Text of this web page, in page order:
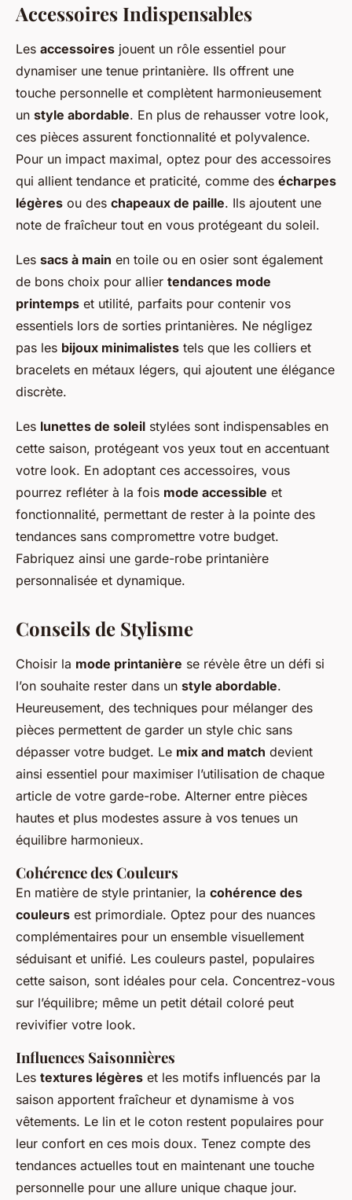
Accessoires Indispensables
Les accessoires jouent un rôle essentiel pour
dynamiser une tenue printanière. Ils offrent une
touche personnelle et complètent harmonieusement
un style abordable. En plus de rehausser votre look,
ces pièces assurent fonctionnalité et polyvalence.
Pour un impact maximal, optez pour des accessoires
qui allient tendance et praticité, comme des écharpes
légères ou des chapeaux de paille. Ils ajoutent une
note de fraîcheur tout en vous protégeant du soleil.
Les sacs à main en toile ou en osier sont également
de bons choix pour allier tendances mode
printemps et utilité, parfaits pour contenir vos
essentiels lors de sorties printanières. Ne négligez
pas les bijoux minimalistes tels que les colliers et
bracelets en métaux légers, qui ajoutent une élégance
discrète.
Les lunettes de soleil stylées sont indispensables en
cette saison, protégeant vos yeux tout en accentuant
votre look. En adoptant ces accessoires, vous
pourrez refléter à la fois mode accessible et
fonctionnalité, permettant de rester à la pointe des
tendances sans compromettre votre budget.
Fabriquez ainsi une garde-robe printanière
personnalisée et dynamique.
Conseils de Stylisme
Choisir la mode printanière se révèle être un défi si
l’on souhaite rester dans un style abordable.
Heureusement, des techniques pour mélanger des
pièces permettent de garder un style chic sans
dépasser votre budget. Le mix and match devient
ainsi essentiel pour maximiser l’utilisation de chaque
article de votre garde-robe. Alterner entre pièces
hautes et plus modestes assure à vos tenues un
équilibre harmonieux.
Cohérence des Couleurs
En matière de style printanier, la cohérence des
couleurs est primordiale. Optez pour des nuances
complémentaires pour un ensemble visuellement
séduisant et unifié. Les couleurs pastel, populaires
cette saison, sont idéales pour cela. Concentrez-vous
sur l’équilibre; même un petit détail coloré peut
revivifier votre look.
Influences Saisonnières
Les textures légères et les motifs influencés par la
saison apportent fraîcheur et dynamisme à vos
vêtements. Le lin et le coton restent populaires pour
leur confort en ces mois doux. Tenez compte des
tendances actuelles tout en maintenant une touche
personnelle pour une allure unique chaque jour.